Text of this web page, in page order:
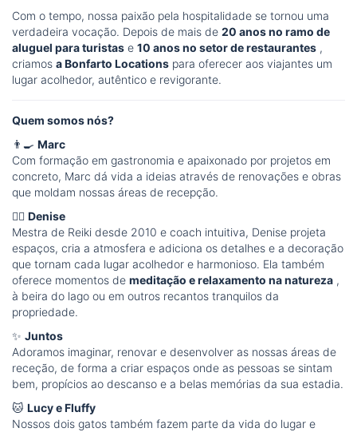
Com o tempo, nossa paixão pela hospitalidade se tornou uma
verdadeira vocação. Depois de mais de 20 anos no ramo de
aluguel para turistas e 10 anos no setor de restaurantes ,
criamos a Bonfarto Locations para oferecer aos viajantes um
lugar acolhedor, autêntico e revigorante.
Quem somos nós?
👨‍🍳 Marc
Com formação em gastronomia e apaixonado por projetos em
concreto, Marc dá vida a ideias através de renovações e obras
que moldam nossas áreas de recepção.
🧘‍♀️ Denise
Mestra de Reiki desde 2010 e coach intuitiva, Denise projeta
espaços, cria a atmosfera e adiciona os detalhes e a decoração
que tornam cada lugar acolhedor e harmonioso. Ela também
oferece momentos de meditação e relaxamento na natureza ,
à beira do lago ou em outros recantos tranquilos da
propriedade.
✨ Juntos
Adoramos imaginar, renovar e desenvolver as nossas áreas de
receção, de forma a criar espaços onde as pessoas se sintam
bem, propícios ao descanso e a belas memórias da sua estadia.
🐱 Lucy e Fluffy
Nossos dois gatos também fazem parte da vida do lugar e